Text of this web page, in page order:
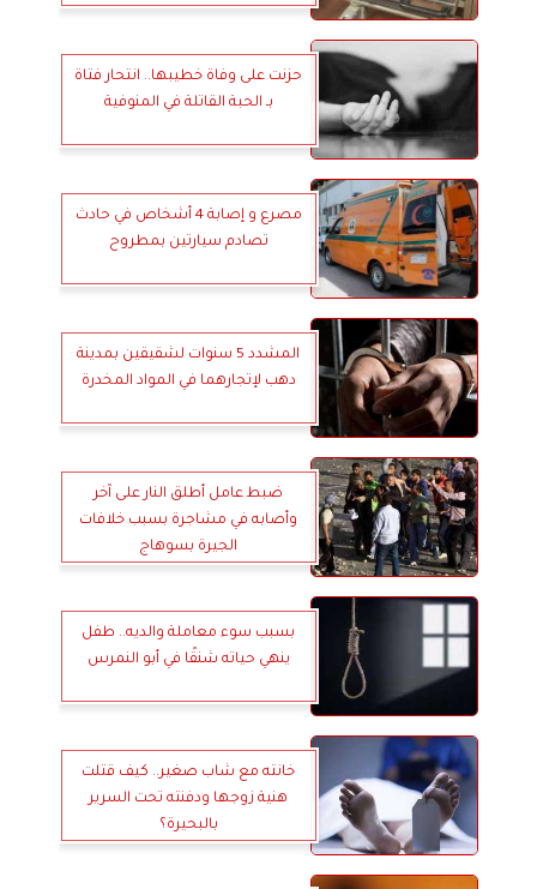
حزنت على وفاة خطيبها.. انتحار فتاة
بـ الحبة القاتلة في المنوفية
مصرع و إصابة 4 أشخاص في حادث
تصادم سيارتين بمطروح
المشدد 5 سنوات لشقيقين بمدينة
دهب لإتجارهما في المواد المخدرة
ضبط عامل أطلق النار على آخر
وأصابه في مشاجرة بسبب خلافات
الجيرة بسوهاج
بسبب سوء معاملة والديه.. طفل
ينهي حياته شنقًا في أبو النمرس
خانته مع شاب صغير.. كيف قتلت
هنية زوجها ودفنته تحت السرير
بالبحيرة؟